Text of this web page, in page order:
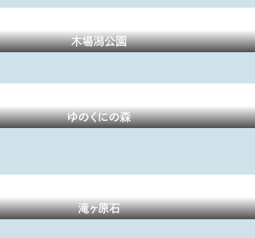
木場潟公園
ゆのくにの森
滝ヶ原石